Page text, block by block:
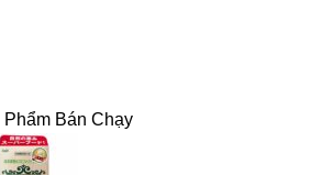
Phẩm Bán Chạy